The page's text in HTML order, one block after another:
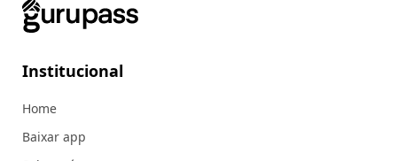
Institucional
Home
Baixar app